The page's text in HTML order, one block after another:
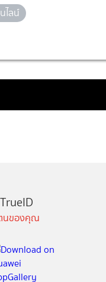
ไลน์
นของคุณ